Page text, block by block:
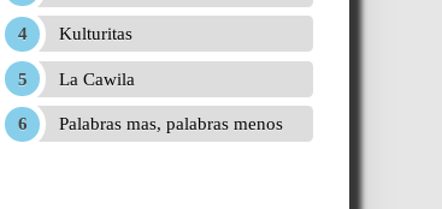
Kulturitas
La Cawila
Palabras mas, palabras menos